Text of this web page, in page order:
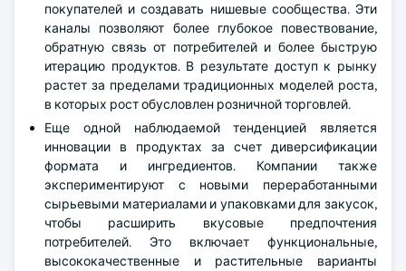
покупателей и создавать нишевые сообщества. Эти
каналы позволяют более глубокое повествование,
обратную связь от потребителей и более быструю
итерацию продуктов. В результате доступ к рынку
растет за пределами традиционных моделей роста,
в которых рост обусловлен розничной торговлей.
Еще одной наблюдаемой тенденцией является
инновации в продуктах за счет диверсификации
формата и ингредиентов. Компании также
экспериментируют с новыми переработанными
сырьевыми материалами и упаковками для закусок,
чтобы расширить вкусовые предпочтения
потребителей. Это включает функциональные,
высококачественные и растительные варианты